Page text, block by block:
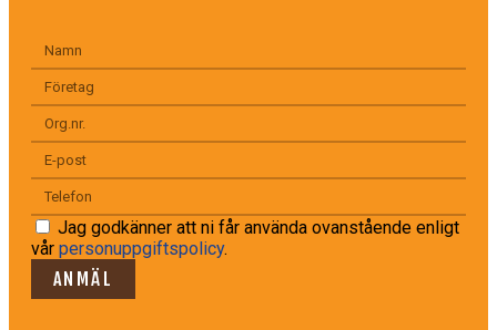
Jag godkänner att ni får använda ovanstående enligt
vår personuppgiftspolicy.
ANMÄL